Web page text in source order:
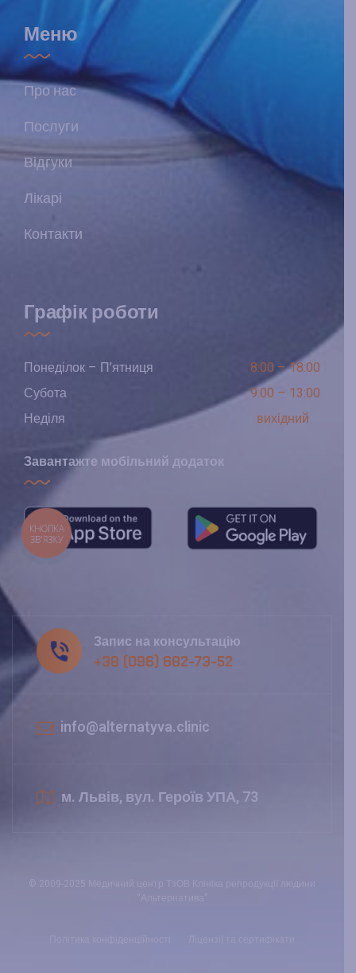
Меню
Про нас
Послуги
Відгуки
Лікарі
Контакти
Графік роботи
Понеділок – П’ятниця
8:00 – 18:00
Субота
9:00 – 13:00
Неділя
вихідний
Завантажте мобільний додаток
Запис на консультацію
+38 (096) 682-73-52
info@alternatyva.clinic
м. Львів, вул. Героїв УПА, 73
© 2009-2025 Медичний центр ТзОВ Клініка репродукції людини
КНОПКА
ЗВ'ЯЗКУ